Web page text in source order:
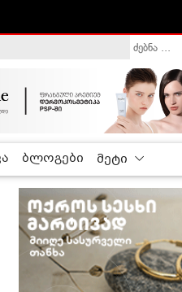
ბლოგები მეტი